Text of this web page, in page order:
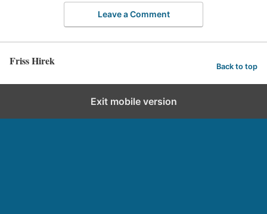
Leave a Comment
Friss Hirek Back to top
Exit mobile version